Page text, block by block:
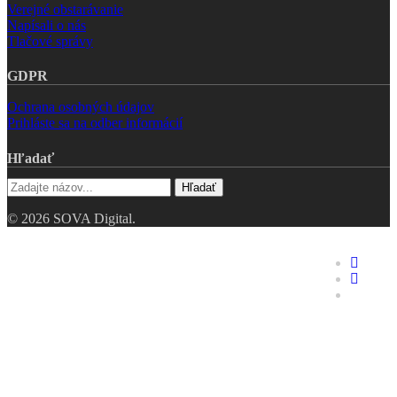
Verejné obstarávanie
Napísali o nás
Tlačové správy
GDPR
Ochrana osobných údajov
Prihláste sa na odber informácií
Hľadať
Hľadať
© 2026 SOVA Digital.
linkedin